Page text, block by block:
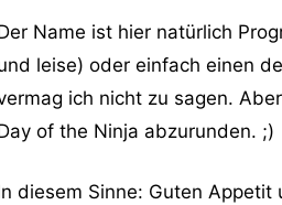
Name ist hier natürlich
leise) oder einfach einen
ich nicht zu sagen.
of the Ninja abzurunden. ;)
diesem Sinne: Guten